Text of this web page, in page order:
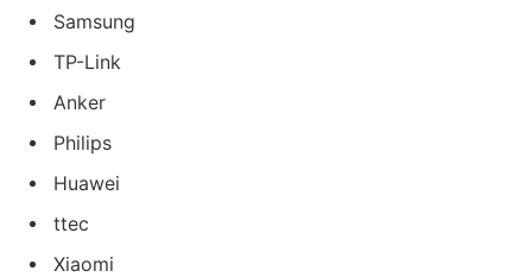
Samsung
TP-Link
Anker
Philips
Huawei
ttec
Xiaomi